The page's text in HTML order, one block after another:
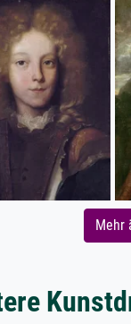
Mehr